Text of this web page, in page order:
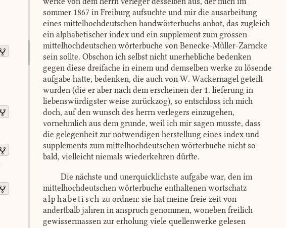
sommer 1867 in Freiburg aufsuchte und mir die ausarbeitung
eines mittelhochdeutschen handwörterbuchs anbot, das zugleich
ein alphabetischer index und ein supplement zum grossen
mittelhochdeutschen wörterbuche von Benecke-Müller-Zarncke
sein sollte. Obschon ich selbst nicht unerhebliche bedenken
gegen diese dreifache in einem und demselben werke zu lösende
aufgabe hatte, bedenken, die auch von W. Wackernagel geteilt
wurden (die er aber nach dem erscheinen der 1. lieferung in
liebenswürdigster weise zurückzog), so entschloss ich mich
doch, auf den wunsch des herrn verlegers einzugehen,
vornehmlich aus dem grunde, weil ich mir sagen musste, dass
die gelegenheit zur notwendigen herstellung eines index und
supplements zum mittelhochdeutschen wörterbuche nicht so
bald, vielleicht niemals wiederkehren dürfte.
Die nächste und unerquicklichste aufgabe war, den im
mittelhochdeutschen wörterbuche enthaltenen wortschatz
alphabetisch zu ordnen: sie hat meine freie zeit von
andertbalb jahren in anspruch genommen, woneben freilich
gewissermassen zur erholung viele quellenwerke gelesen